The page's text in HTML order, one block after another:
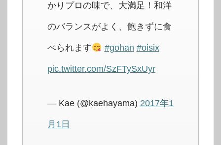
かりプロの味で、大満足！和洋
のバランスがよく、飽きずに食
べられます #gohan #oisix
pic.twitter.com/SzFTySxUyr
— Kae (@kaehayama) 2017年1
月1日